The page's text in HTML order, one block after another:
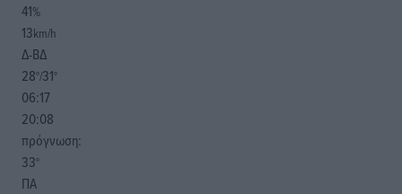
41%
13km/h
Δ-ΒΔ
28°/31°
06:17
20:08
πρόγνωση:
33°
ΠΑ